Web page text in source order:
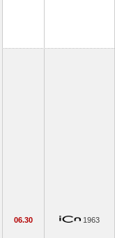
06.30 1963